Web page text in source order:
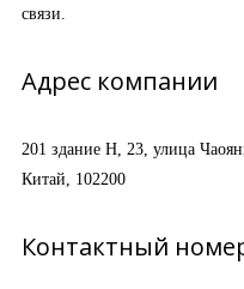
связи.
Адрес компании
201 здание H, 23, улица
Китай, 102200
Контактный